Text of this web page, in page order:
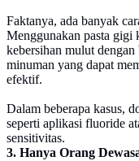
Faktanya, ada banyak
Menggunakan pasta gigi
kebersihan mulut
minuman yang dapat
efektif.
Dalam beberapa kasus,
seperti aplikasi fluoride
sensitivitas.
3. Hanya Orang